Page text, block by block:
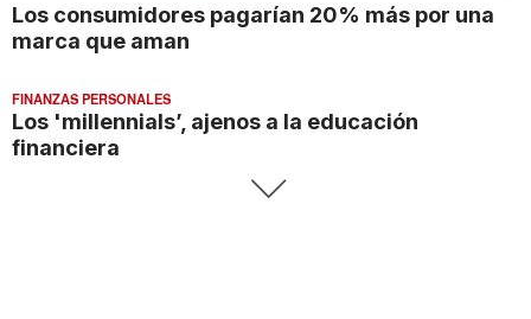
Los consumidores pagarían 20% más por una
marca que aman
FINANZAS PERSONALES
Los 'millennials’, ajenos a la educación
financiera